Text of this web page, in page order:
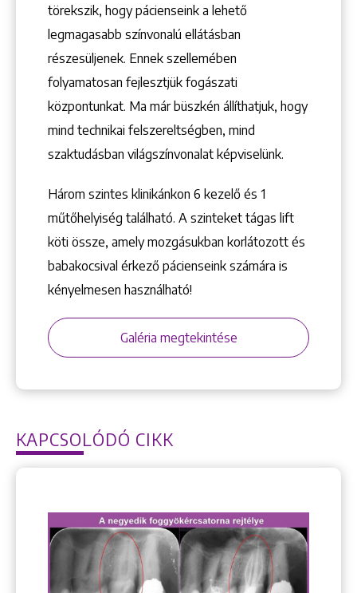
+36 1 222 7250
+36 1 222 9150
1148 Budapest, Örs vezér tere 2.
Keresés
törekszik, hogy pácienseink a lehető
legmagasabb színvonalú ellátásban
részesüljenek. Ennek szellemében
folyamatosan fejlesztjük fogászati
központunkat. Ma már büszkén állíthatjuk, hogy
mind technikai felszereltségben, mind
szaktudásban világszínvonalat képviselünk.
Három szintes klinikánkon 6 kezelő ­és 1
műtőhelyiség található. A szinteket tágas lift
köti össze, amely mozgásukban korlátozott és
babakocsival érkező pácienseink számára is
kényelmesen használható!
Galéria megtekintése
KAPCSOLÓDÓ CIKK